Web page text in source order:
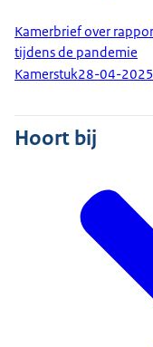
Kamerbrief over
tijdens de pandemie
Kamerstuk28-04-2025
Hoort bij